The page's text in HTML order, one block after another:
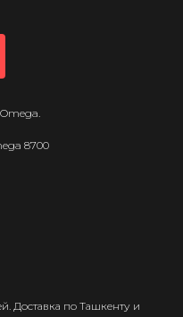
8700
Доставка по Ташкенту и